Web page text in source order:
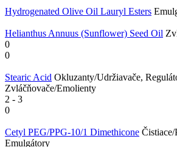
Hydrogenated Olive Oil Lauryl Esters
Helianthus Annuus (Sunflower) Seed Oil
0
0
Stearic Acid Okluzanty/Udržiavače,
Zvláčňovače/Emolienty
2 - 3
0
Cetyl PEG/​PPG-10/​1 Dimethicone Čistiace/
Emulgátory